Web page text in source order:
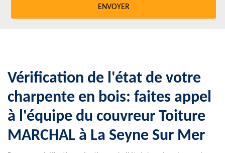
Vérification de l'état de votre
charpente en bois: faites appel
à l'équipe du couvreur Toiture
MARCHAL à La Seyne Sur Mer